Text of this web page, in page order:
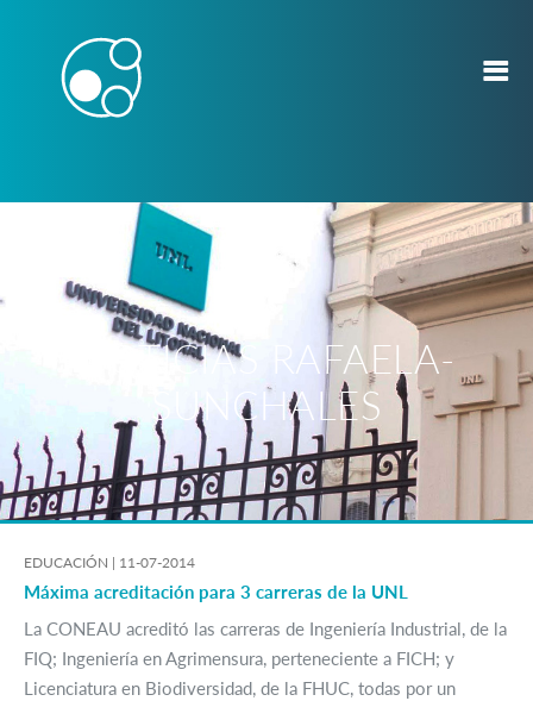
NOTICIAS RAFAELA-
SUNCHALES
EDUCACIÓN | 11-07-2014
Máxima acreditación para 3 carreras de la UNL
La CONEAU acreditó las carreras de Ingeniería Industrial, de la
FIQ; Ingeniería en Agrimensura, perteneciente a FICH; y
Licenciatura en Biodiversidad, de la FHUC, todas por un